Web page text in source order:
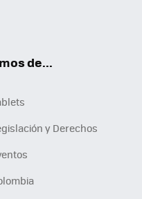
de...
y Derechos